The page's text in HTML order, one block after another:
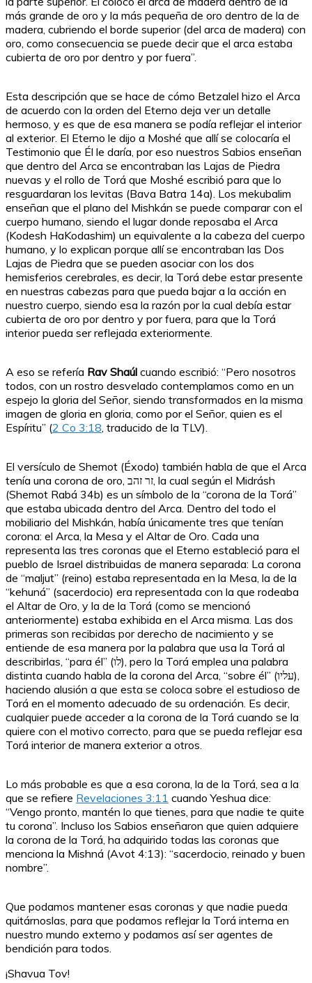
más grande de oro y la más pequeña de oro dentro de la de
madera, cubriendo el borde superior (del arca de madera) con
oro, como consecuencia se puede decir que el arca estaba
cubierta de oro por dentro y por fuera”.
Esta descripción que se hace de cómo Betzalel hizo el Arca
de acuerdo con la orden del Eterno deja ver un detalle
hermoso, y es que de esa manera se podía reflejar el interior
al exterior. El Eterno le dijo a Moshé que allí se colocaría el
Testimonio que Él le daría, por eso nuestros Sabios enseñan
que dentro del Arca se encontraban las Lajas de Piedra
nuevas y el rollo de Torá que Moshé escribió para que lo
resguardaran los levitas (Bava Batra 14a). Los mekubalim
enseñan que el plano del Mishkán se puede comparar con el
cuerpo humano, siendo el lugar donde reposaba el Arca
(Kodesh HaKodashim) un equivalente a la cabeza del cuerpo
humano, y lo explican porque allí se encontraban las Dos
Lajas de Piedra que se pueden asociar con los dos
hemisferios cerebrales, es decir, la Torá debe estar presente
en nuestras cabezas para que pueda bajar a la acción en
nuestro cuerpo, siendo esa la razón por la cual debía estar
cubierta de oro por dentro y por fuera, para que la Torá
interior pueda ser reflejada exteriormente.
A eso se refería Rav Shaúl cuando escribió: “Pero nosotros
todos, con un rostro desvelado contemplamos como en un
espejo la gloria del Señor, siendo transformados en la misma
imagen de gloria en gloria, como por el Señor, quien es el
Espíritu” (2 Co 3:18, traducido de la TLV).
El versículo de Shemot (Éxodo) también habla de que el Arca
tenía una corona de oro, זר זהב, la cual según el Midrásh
(Shemot Rabá 34b) es un símbolo de la “corona de la Torá”
que estaba ubicada dentro del Arca. Dentro del todo el
mobiliario del Mishkán, había únicamente tres que tenían
corona: el Arca, la Mesa y el Altar de Oro. Cada una
representa las tres coronas que el Eterno estableció para el
pueblo de Israel distribuidas de manera separada: La corona
de “maljut” (reino) estaba representada en la Mesa, la de la
“kehuná” (sacerdocio) era representada con la que rodeaba
el Altar de Oro, y la de la Torá (como se mencionó
anteriormente) estaba exhibida en el Arca misma. Las dos
primeras son recibidas por derecho de nacimiento y se
entiende de esa manera por la palabra que usa la Torá al
describirlas, “para él” (לו), pero la Torá emplea una palabra
distinta cuando habla de la corona del Arca, “sobre él” (עליו),
haciendo alusión a que esta se coloca sobre el estudioso de
Torá en el momento adecuado de su ordenación. Es decir,
cualquier puede acceder a la corona de la Torá cuando se la
quiere con el motivo correcto, para que se pueda reflejar esa
Torá interior de manera exterior a otros.
Lo más probable es que a esa corona, la de la Torá, sea a la
que se refiere Revelaciones 3:11 cuando Yeshua dice:
“Vengo pronto, mantén lo que tienes, para que nadie te quite
tu corona”. Incluso los Sabios enseñaron que quien adquiere
la corona de la Torá, ha adquirido todas las coronas que
menciona la Mishná (Avot 4:13): “sacerdocio, reinado y buen
nombre”.
Que podamos mantener esas coronas y que nadie pueda
quitárnoslas, para que podamos reflejar la Torá interna en
nuestro mundo externo y podamos así ser agentes de
bendición para todos.
¡Shavua Tov!